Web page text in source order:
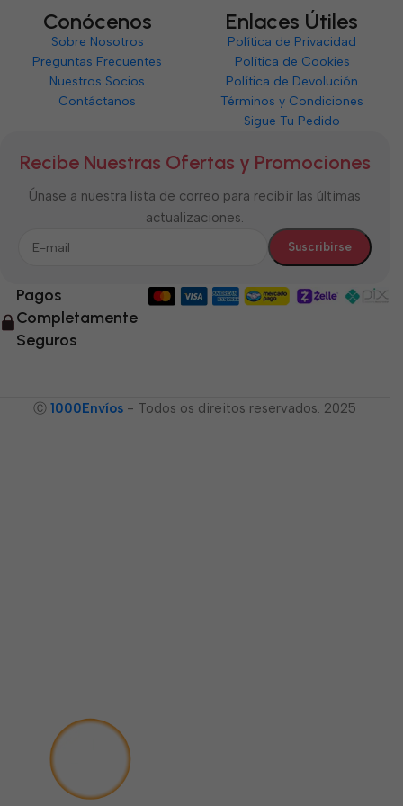
Conócenos
Sobre Nosotros
Preguntas Frecuentes
Nuestros Socios
Contáctanos
Enlaces Útiles
Política de Privacidad
Política de Cookies
Política de Devolución
Términos y Condiciones
Sigue Tu Pedido
Recibe Nuestras Ofertas y Promociones
Únase a nuestra lista de correo para recibir las últimas
actualizaciones.
Pagos
Completamente
Seguros
Ⓒ 1000Envíos - Todos os direitos reservados. 2025